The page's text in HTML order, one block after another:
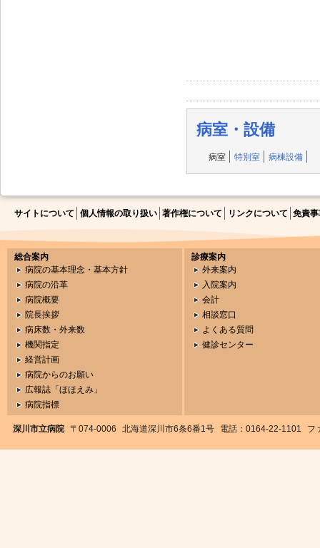
病室・設備
病室 特別室 病棟設備
サイトについて 個人情報の取り扱い 著作権について リンクについて 免責
総合案内
病院の基本理念・基本方針
病院の沿革
病院概要
院長挨拶
病床数・外来数
機関指定
経営計画
病院からのお願い
広報誌「ほほえみ」
病院指標
診療案内
外来案内
入院案内
会計
相談窓口
よくある質問
健診センター
深川市立病院 〒074-0006 北海道深川市6条6番1号 電話：0164-22-1101 フ